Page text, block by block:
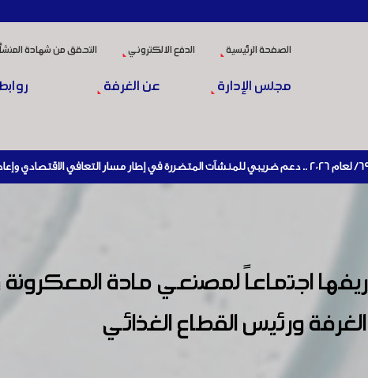
الصفحة الرئيسية الدفع الالكتروني التحقق من شهادة
مجلس الإدارة عن الغرفة
اجتماعاً لمصنعي مادة المعكرونة
ورئيس القطاع الغذائي